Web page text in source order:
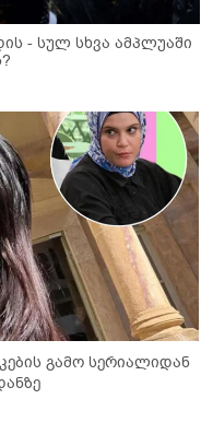
- სულ სხვა ამპლუაში
გამო სერიალიდან